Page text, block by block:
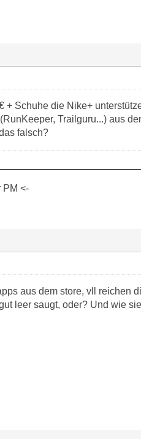
+ Schuhe die Nike+
Trailguru...) aus
falsch?
PM <-
aus dem store, vll reichen
leer saugt, oder? Und wie